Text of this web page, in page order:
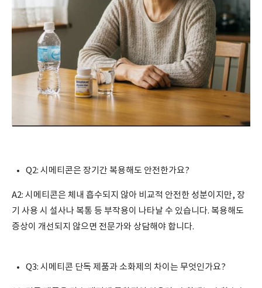
Q2: 시메티콘은 장기간 복용해도 안전한가요?
A2: 시메티콘은 체내 흡수되지 않아 비교적 안전한 성분이지만, 장
기 사용 시 설사나 복통 등 부작용이 나타날 수 있습니다. 복용해도
증상이 개선되지 않으면 전문가와 상담해야 합니다.
Q3: 시메티콘 단독 제품과 소화제의 차이는 무엇인가요?